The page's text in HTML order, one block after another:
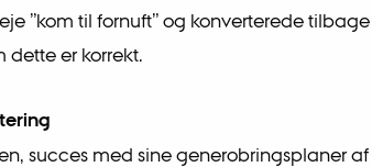
”kom til fornuft” og konverterede tilbage
dette er korrekt.
succes med sine generobringsplaner af